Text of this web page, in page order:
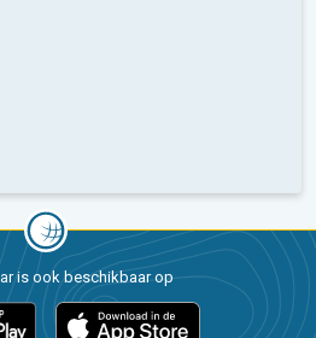
is ook beschikbaar op